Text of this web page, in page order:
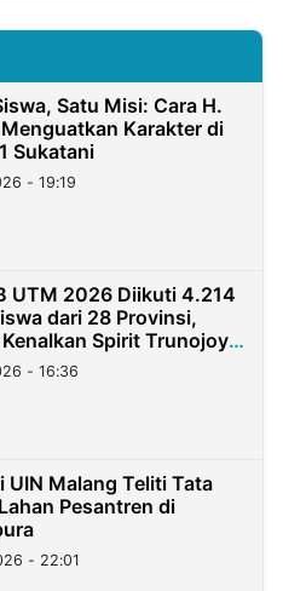
Satu Misi: Cara H.
Karakter di
Sukatani
- 19:19
UTM 2026 Diikuti 4.214
dari 28 Provinsi,
Spirit Trunojoyo
- 16:36
UIN Malang Teliti Tata
Pesantren di
- 22:01